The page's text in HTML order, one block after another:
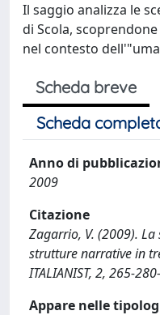
Il saggio analizza le
di Scola,
nel contesto
Scheda breve
Scheda
Anno di
2009
Citazione
Zagarrio, V. (2009).
strutture narrative in
ITALIANIST, 2, 265-
Appare nelle